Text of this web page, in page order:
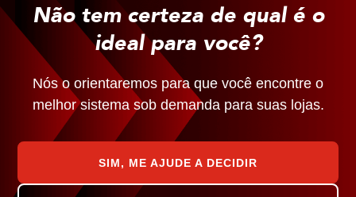
Não tem certeza de qual é o
ideal para você?
Nós o orientaremos para que você encontre o
melhor sistema sob demanda para suas lojas.
SIM, ME AJUDE A DECIDIR